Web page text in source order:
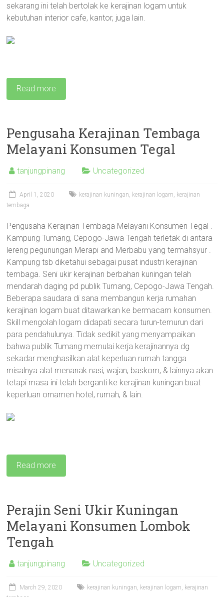
sekarang ini telah bertolak ke kerajinan logam untuk
kebutuhan interior cafe, kantor, juga lain.
Read more
Pengusaha Kerajinan Tembaga
Melayani Konsumen Tegal
tanjungpinang Uncategorized
April 1, 2020 kerajinan kuningan, kerajinan logam, kerajinan
tembaga
Pengusaha Kerajinan Tembaga Melayani Konsumen Tegal .
Kampung Tumang, Cepogo-Jawa Tengah terletak di antara
lereng pegunungan Merapi and Merbabu yang termahsyur .
Kampung tsb diketahui sebagai pusat industri kerajinan
tembaga. Seni ukir kerajinan berbahan kuningan telah
mendarah daging pd publik Tumang, Cepogo-Jawa Tengah.
Beberapa saudara di sana membangun kerja rumahan
kerajinan logam buat ditawarkan ke bermacam konsumen.
Skill mengolah logam didapati secara turun-temurun dari
para pendahulunya. Tidak sedikit yang menyampaikan
bahwa publik Tumang memulai kerja kerajinannya dg
sekadar menghasilkan alat keperluan rumah tangga
misalnya alat menanak nasi, wajan, baskom, & lainnya akan
tetapi masa ini telah berganti ke kerajinan kuningan buat
keperluan ornamen hotel, rumah, & lain.
Read more
Perajin Seni Ukir Kuningan
Melayani Konsumen Lombok
Tengah
tanjungpinang Uncategorized
March 29, 2020 kerajinan kuningan, kerajinan logam, kerajinan